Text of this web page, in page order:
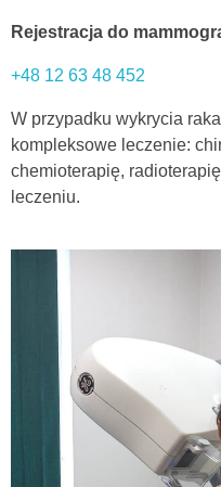
Rejestracja do
+48 12 63 48 452
W przypadku wykrycia
kompleksowe leczenie:
chemioterapię,
leczeniu.